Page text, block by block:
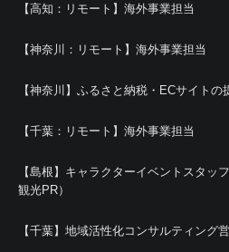
【高知：リモート】海外事業担当
【神奈川：リモート】海外事業担当
【神奈川】ふるさと納税・ECサイト
【千葉：リモート】海外事業担当
【島根】キャラクターイベントスタッ
観光PR）
【千葉】地域活性化コンサルティング